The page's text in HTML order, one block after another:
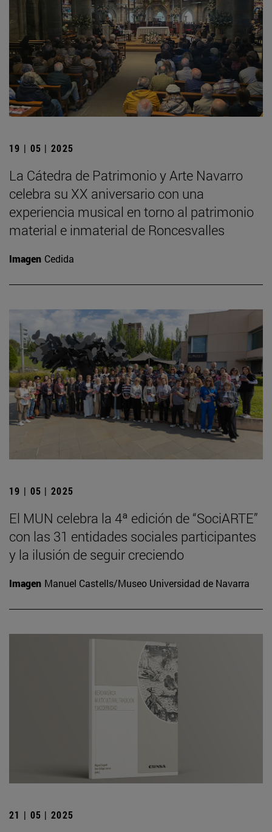
19 | 05 | 2025
La Cátedra de Patrimonio y Arte Navarro
celebra su XX aniversario con una
experiencia musical en torno al patrimonio
material e inmaterial de Roncesvalles
Imagen Cedida
19 | 05 | 2025
El MUN celebra la 4ª edición de “SociARTE”
con las 31 entidades sociales participantes
y la ilusión de seguir creciendo
Imagen Manuel Castells/Museo Universidad de Navarra
21 | 05 | 2025